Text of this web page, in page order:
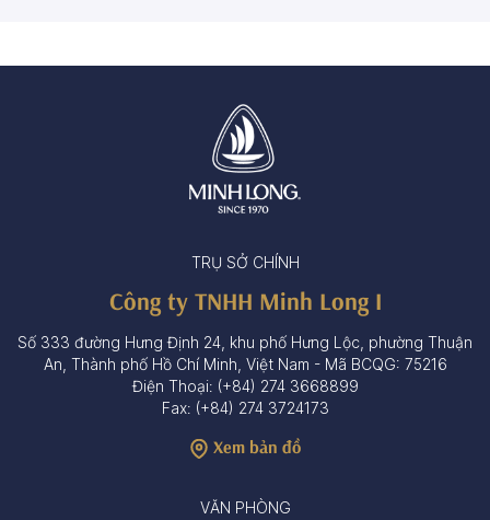
TRỤ SỞ CHÍNH
Công ty TNHH Minh Long I
Số 333 đường Hưng Định 24, khu phố Hưng Lộc, phường Thuận
An, Thành phố Hồ Chí Minh, Việt Nam - Mã BCQG: 75216
Điện Thoại: (+84) 274 3668899
Fax: (+84) 274 3724173
Xem bản đồ
VĂN PHÒNG